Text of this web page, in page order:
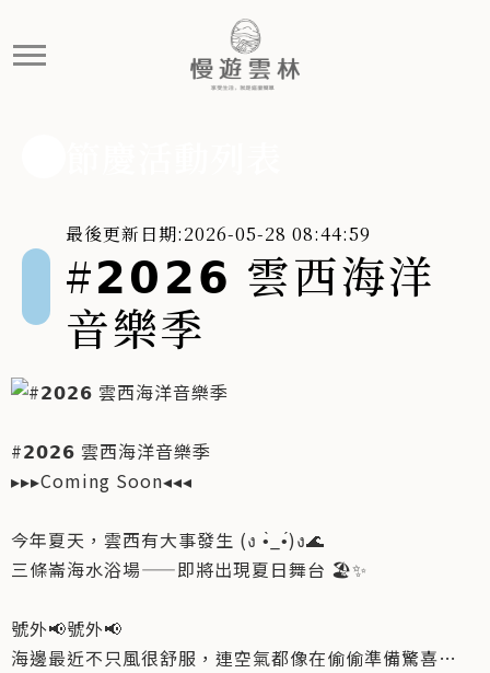
#𝟮𝟬𝟮𝟲 雲西海洋音樂季
#𝟮𝟬𝟮𝟲 雲西海洋音樂季▸▸▸Coming Soon◂◂◂今年夏天，
最後更新日期:2026-05-28 08:44:59
#𝟮𝟬𝟮𝟲 雲西海洋
音樂季
#𝟮𝟬𝟮𝟲 雲西海洋音樂季
▸▸▸Coming Soon◂◂◂
今年夏天，雲西有大事發生 (ง •̀_•́)ง🌊
三條崙海水浴場——即將出現夏日舞台 🏖️✨
號外📢號外📢
海邊最近不只風很舒服，連空氣都像在偷偷準備驚喜…